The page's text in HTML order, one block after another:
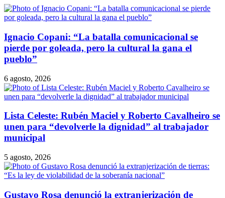
Ignacio Copani: “La batalla comunicacional se
pierde por goleada, pero la cultural la gana el
pueblo”
6 agosto, 2026
Lista Celeste: Rubén Maciel y Roberto Cavalheiro se
unen para “devolverle la dignidad” al trabajador
municipal
5 agosto, 2026
Gustavo Rosa denunció la extranjerización de